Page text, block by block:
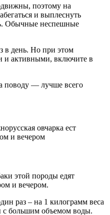
поэтому на
и выплеснуть
Обычные неспешные
в день. Но при этом
и активными, включите в
поводу — лучше всего
овчарка ест
и вечером
этой породы едят
и вечером.
раз – на 1 килограмм веса
с большим объемом воды.